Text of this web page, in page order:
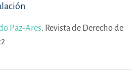
Paz-Ares. Revista de Derecho de